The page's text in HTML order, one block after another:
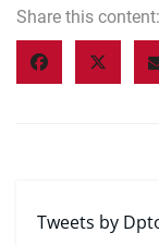
Share this content:
Tweets by